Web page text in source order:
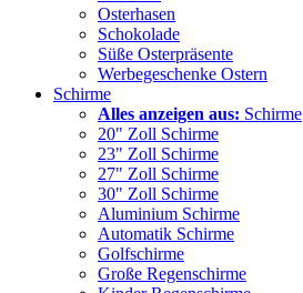
Osterhasen
Schokolade
Süße Osterpräsente
Werbegeschenke Ostern
Schirme
Alles anzeigen aus: Schirme
20" Zoll Schirme
23" Zoll Schirme
27" Zoll Schirme
30" Zoll Schirme
Aluminium Schirme
Automatik Schirme
Golfschirme
Große Regenschirme